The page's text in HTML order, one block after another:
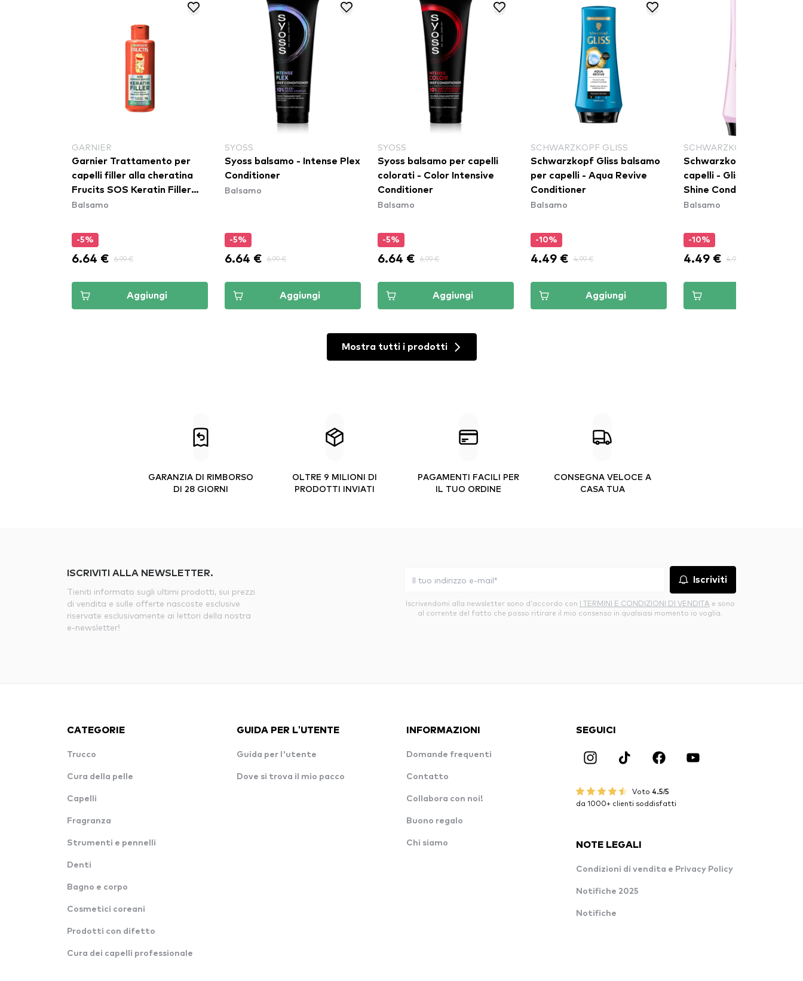
GARNIER
Garnier Trattamento per
capelli filler alla cheratina
Frucits SOS Keratin Filler
Hair Treatment
Balsamo
-5%
6.64 € 6.99 €
Aggiungi
SYOSS
Syoss balsamo - Intense Plex
Conditioner
Balsamo
-5%
6.64 € 6.99 €
Aggiungi
SYOSS
Syoss balsamo per capelli
colorati - Color Intensive
Conditioner
Balsamo
-5%
6.64 € 6.99 €
Aggiungi
SCHWARZKOPF GLISS
Schwarzkopf Gliss balsamo
per capelli - Aqua Revive
Conditioner
Balsamo
-10%
4.49 € 4.99 €
Aggiungi
SCHWARZKOPF GLISS
Schwarzkopf balsamo
capelli - Gliss Liquid Silk
Shine Conditioner
Balsamo
-10%
4.49 € 4.99 €
Mostra tutti i prodotti
GARANZIA DI RIMBORSO
DI 28 GIORNI
OLTRE 9 MILIONI DI
PRODOTTI INVIATI
PAGAMENTI FACILI PER
IL TUO ORDINE
CONSEGNA VELOCE A
CASA TUA
ISCRIVITI ALLA NEWSLETTER.
Tieniti informato sugli ultimi prodotti, sui prezzi
di vendita e sulle offerte nascoste esclusive
riservate esclusivamente ai lettori della nostra
e-newsletter!
Iscriviti
Iscrivendomi alla newsletter sono d’accordo con I TERMINI E CONDIZIONI DI VENDITA e sono
al corrente del fatto che posso ritirare il mio consenso in qualsiasi momento io voglia.
CATEGORIE
Trucco
Cura della pelle
Capelli
Fragranza
Strumenti e pennelli
Denti
Bagno e corpo
Cosmetici coreani
Prodotti con difetto
Cura dei capelli professionale
GUIDA PER L'UTENTE
Guida per l'utente
Dove si trova il mio pacco
INFORMAZIONI
Domande frequenti
Contatto
Collabora con noi!
Buono regalo
Chi siamo
SEGUICI
Voto 4.5/5
da 1000+ clienti soddisfatti
NOTE LEGALI
Condizioni di vendita e Privacy Policy
Notifiche 2025
Notifiche